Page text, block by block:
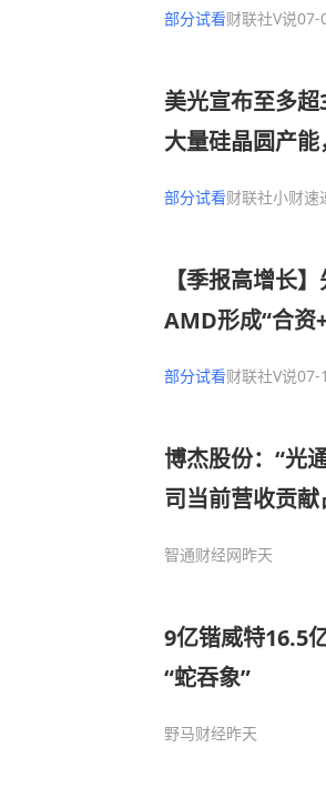
部分试看财联社V说07-
美光宣布至多
大量硅晶圆产
部分试看财联社小财速
【季报高增长
AMD形成“合资
部分试看财联社V说07-
博杰股份：“光
司当前营收贡
智通财经网昨天
9亿锴威特16.5
“蛇吞象”
野马财经昨天